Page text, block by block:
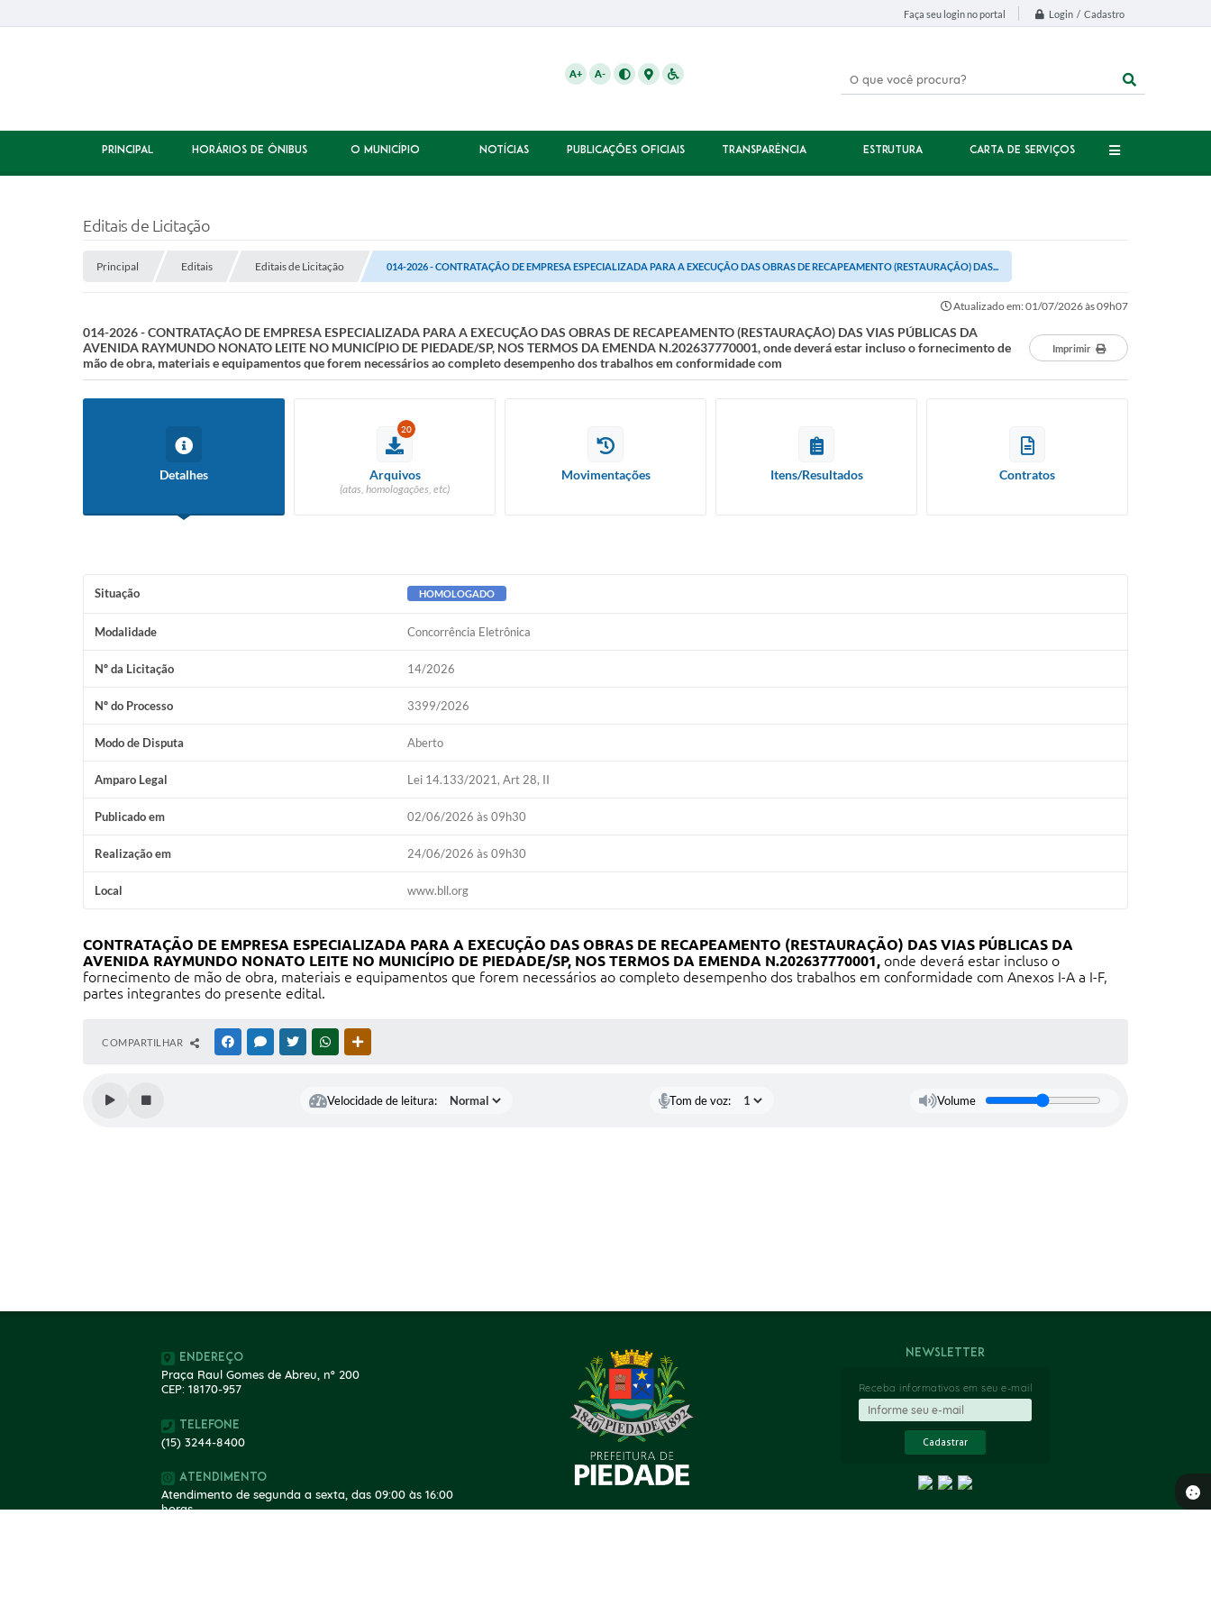
Faça seu login no portal Login / Cadastro
A+ A-
PRINCIPAL HORÁRIOS DE ÔNIBUS O MUNICÍPIO NOTÍCIAS PUBLICAÇÕES OFICIAIS TRANSPARÊNCIA ESTRUTURA CARTA DE SERVIÇOS
Editais de Licitação
Principal Editais Editais de Licitação 014-2026 - CONTRATAÇÃO DE EMPRESA ESPECIALIZADA PARA A EXECUÇÃO DAS OBRAS DE RECAPEAMENTO (RESTAURAÇÃO) DAS...
Atualizado em: 01/07/2026 às 09h07
014-2026 - CONTRATAÇÃO DE EMPRESA ESPECIALIZADA PARA A EXECUÇÃO DAS OBRAS DE RECAPEAMENTO (RESTAURAÇÃO) DAS VIAS PÚBLICAS DA
AVENIDA RAYMUNDO NONATO LEITE NO MUNICÍPIO DE PIEDADE/SP, NOS TERMOS DA EMENDA N.202637770001, onde deverá estar incluso o fornecimento de
mão de obra, materiais e equipamentos que forem necessários ao completo desempenho dos trabalhos em conformidade com
Imprimir
Detalhes
20
Arquivos
(atas, homologações, etc)
Movimentações Itens/Resultados Contratos
Situação HOMOLOGADO
Modalidade Concorrência Eletrônica
Nº da Licitação 14/2026
Nº do Processo 3399/2026
Modo de Disputa Aberto
Amparo Legal Lei 14.133/2021, Art 28, II
Publicado em 02/06/2026 às 09h30
Realização em 24/06/2026 às 09h30
Local www.bll.org
CONTRATAÇÃO DE EMPRESA ESPECIALIZADA PARA A EXECUÇÃO DAS OBRAS DE RECAPEAMENTO (RESTAURAÇÃO) DAS VIAS PÚBLICAS DA
AVENIDA RAYMUNDO NONATO LEITE NO MUNICÍPIO DE PIEDADE/SP, NOS TERMOS DA EMENDA N.202637770001, onde deverá estar incluso o
fornecimento de mão de obra, materiais e equipamentos que forem necessários ao completo desempenho dos trabalhos em conformidade com Anexos I-A a I-F,
partes integrantes do presente edital.
COMPARTILHAR FACEBOOKMESSENGER
TWITTERWHATSAPP
Velocidade de leitura: Tom de voz: Volume
Endereço
Praça Raul Gomes de Abreu, nº 200
CEP: 18170-957
Telefone
(15) 3244-8400
Atendimento
Atendimento de segunda a sexta, das 09:00 às 16:00
horas.
Newsletter
Receba informativos em seu e-mail
Cadastrar